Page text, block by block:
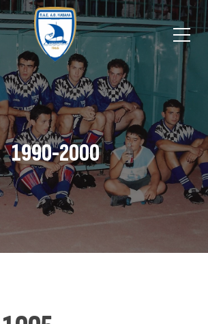
1990-2000